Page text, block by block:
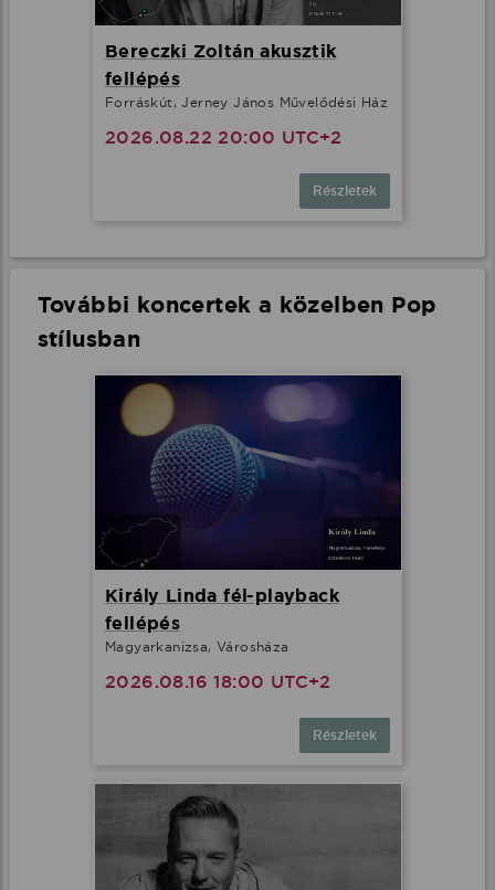
Bereczki Zoltán akusztik
fellépés
Forráskút, Jerney János Művelődési Ház
2026.08.22 20:00 UTC+2
Részletek
További koncertek a közelben Pop
stílusban
Király Linda fél-playback
fellépés
Magyarkanizsa, Városháza
2026.08.16 18:00 UTC+2
Részletek